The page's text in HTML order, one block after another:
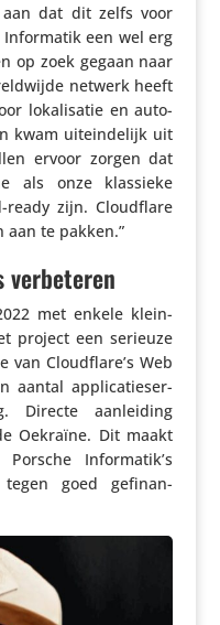
dat dit zelfs voor
een wel erg
op zoek gegaan naar
netwerk heeft
loka­li­satie en auto­
kwam uitein­de­lijk uit
ervoor zorgen dat
als onze klassieke
ready zijn. Cloud­flare
te pakken.”
verbeteren
met enkele klein­
project een serieuze
Cloudflare’s Web
aantal appli­ca­tie­ser­
Directe aanlei­ding
Oekraïne. Dit maakt
Informatik’s
tegen goed gefi­nan­